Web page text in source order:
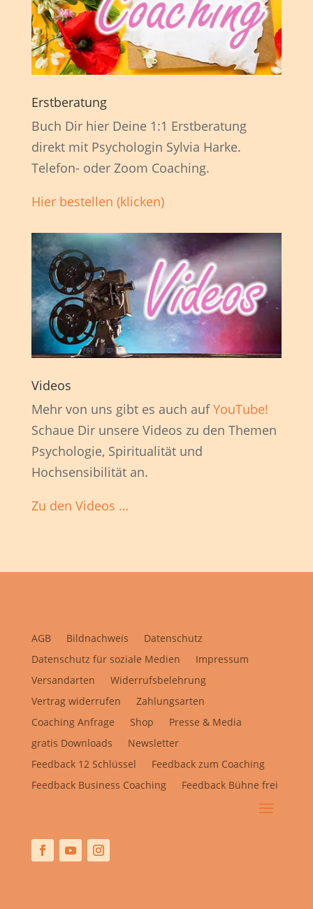
Erstberatung
Buch Dir hier Deine 1:1 Erstberatung
direkt mit Psychologin Sylvia Harke.
Telefon- oder Zoom Coaching.
Hier bestellen (klicken)
Videos
Mehr von uns gibt es auch aufYouTube!
Schaue Dir unsere Videos zu den Themen
Psychologie, Spiritualität und
Hochsensibilität an.
Zu den Videos …
AGB Bildnachweis
Datenschutz
Datenschutz für soziale Medien
Impressum
Versandarten
Widerrufsbelehrung
Vertrag widerrufen
Zahlungsarten
Coaching Anfrage
Shop
Presse & Media
gratis Downloads
Newsletter
Feedback 12 Schlüssel
Feedback zum Coaching
Feedback Business Coaching
Feedback Bühne frei